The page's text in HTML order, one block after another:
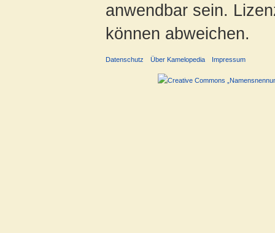
anwendbar sein.
können abweichen.
Datenschutz Über Kamelopedia Impressum